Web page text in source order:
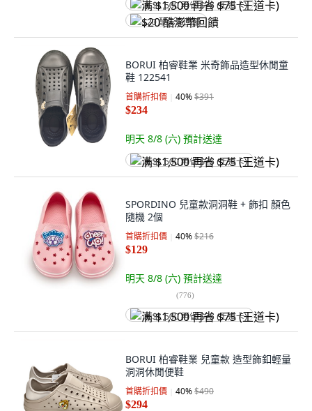
满 $1,500 再省 $75 (王道卡)
$20 酷澎幣回饋
BORUI 柏睿鞋業 米奇飾品造型休閒童
鞋 122541
首購折扣價 40%$391
$234
明天 8/8 (六) 預計送達
满 $1,500 再省 $75 (王道卡)
SPORDINO 兒童款洞洞鞋 + 飾扣 顏色
隨機 2個
首購折扣價 40%$216
$129
明天 8/8 (六) 預計送達
(776)
满 $1,500 再省 $75 (王道卡)
BORUI 柏睿鞋業 兒童款 造型飾釦輕量
洞洞休閒便鞋
首購折扣價 40%$490
$294